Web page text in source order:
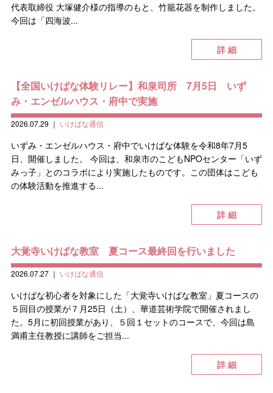
代表取締役 大塚健介様の指導のもと、竹籠花器を制作しました。
今回は「四海波...
詳 細
【全国いけばな体験リレー】和泉司所 7月5日 いず
み・エンゼルハウス・府中で実施
2026.07.29 ｜ いけばな通信
いずみ・エンゼルハウス・府中でいけばな体験を令和8年7月5
日、開催しました。 今回は、和泉市のこどもNPOセンター「いず
みっ子」とのコラボにより実施したものです。この団体はこども
の体験活動を推進する...
詳 細
大覚寺いけばな教室 夏コース最終回を行いました
2026.07.27｜ いけばな通信
いけばな初心者を対象にした「大覚寺いけばな教室」夏コースの
５回目の授業が７月25日（土）、華道芸術学院で開催されまし
た。5月に初回授業があり、５回１セットのコースで、今回は島
満甫主任教授に講師をご担当...
詳 細